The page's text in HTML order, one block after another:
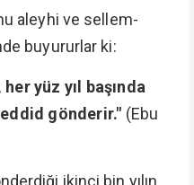
aleyhi ve sellem-
buyururlar ki:
yüz yıl başında
gönderir." (Ebu
ikinci bin yılın